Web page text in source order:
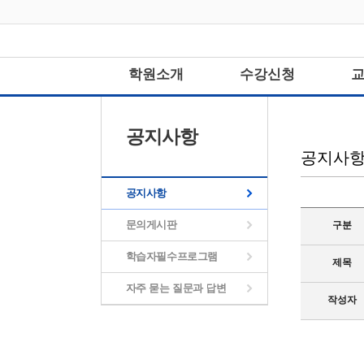
학원소개 수강신청
공지사항
공지사항
문의게시판
학습자필수프로그램
자주 묻는 질문과 답변
공지사
구분
제목
작성자